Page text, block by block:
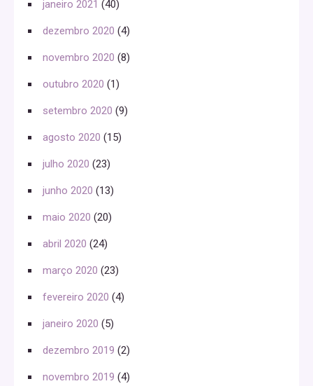
janeiro 2021 (40)
dezembro 2020 (4)
novembro 2020 (8)
outubro 2020 (1)
setembro 2020 (9)
agosto 2020 (15)
julho 2020 (23)
junho 2020 (13)
maio 2020 (20)
abril 2020 (24)
março 2020 (23)
fevereiro 2020 (4)
janeiro 2020 (5)
dezembro 2019 (2)
novembro 2019 (4)